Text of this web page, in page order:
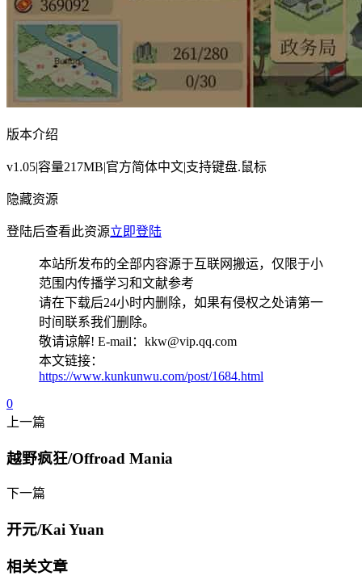
版本介绍
v1.05|容量217MB|官方简体中文|支持键盘.鼠标
隐藏资源
登陆后查看此资源立即登陆
本站所发布的全部内容源于互联网搬运，仅限于小
范围内传播学习和文献参考
请在下载后24小时内删除，如果有侵权之处请第一
时间联系我们删除。
敬请谅解! E-mail：kkw@vip.qq.com
本文链接：
https://www.kunkunwu.com/post/1684.html
0
上一篇
越野疯狂/Offroad Mania
下一篇
开元/Kai Yuan
相关文章